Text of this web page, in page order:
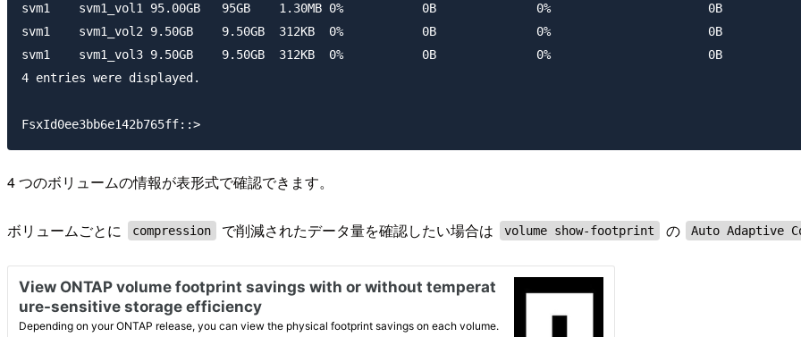
svm1    svm1_vol1 95.00GB   95GB    1.30MB 0%           0B              0%
svm1    svm1_vol2 9.50GB    9.50GB  312KB  0%           0B              0%
svm1    svm1_vol3 9.50GB    9.50GB  312KB  0%           0B              0%
4 entries were displayed.
4 つのボリュームの情報が表形式で確認できます。
ボリュームごとに compression で削減されたデータ量を確認したい場合は volume show-footprint の Auto Adaptive